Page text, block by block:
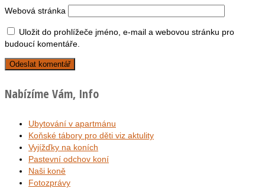
Webová stránka
Uložit do prohlížeče jméno, e-mail a webovou stránku pro
budoucí komentáře.
Nabízíme Vám, Info
Ubytování v apartmánu
Koňské tábory pro děti viz aktulity
Vyjížďky na koních
Pastevní odchov koní
Naši koně
Fotozprávy